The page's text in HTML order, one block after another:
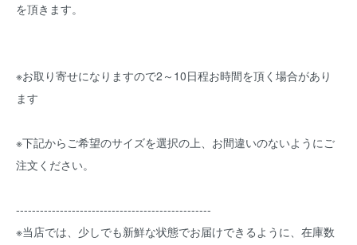
を頂きます。
※お取り寄せになりますので2～10日程お時間を頂く場合があり
ます
※下記からご希望のサイズを選択の上、お間違いのないようにご
注文ください。
-------------------------------------------------
※当店では、少しでも新鮮な状態でお届けできるように、在庫数